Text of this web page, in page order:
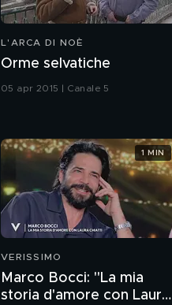
L'ARCA DI NOÈ
Orme selvatiche
05 apr 2015 | Canale 5
VERISSIMO
Marco Bocci: "La mia
storia d'amore con Laura
1 MIN